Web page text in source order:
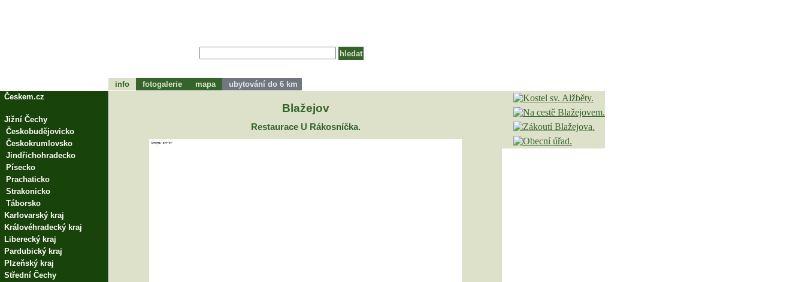
Blažejov
Restaurace U Rákosníčka.
info fotogalerie mapa
ubytování do 6 km
Českem.cz
Jižní Čechy
Českobudějovicko
Českokrumlovsko
Jindřichohradecko
Písecko
Prachaticko
Strakonicko
Táborsko
Karlovarský kraj
Královéhradecký kraj
Liberecký kraj
Pardubický kraj
Plzeňský kraj
Střední Čechy
tohle bude zápátí